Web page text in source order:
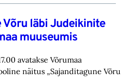
Võru läbi Judeikinite
muuseumis
avatakse Võrumaa
näitus „Sajanditagune Võru